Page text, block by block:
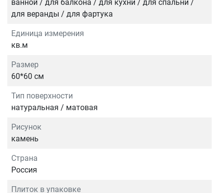
ванной / для балкона / для кухни / для спальни /
для веранды / для фартука
Единица измерения
кв.м
Размер
60*60 см
Тип поверхности
натуральная / матовая
Рисунок
камень
Страна
Россия
Плиток в упаковке